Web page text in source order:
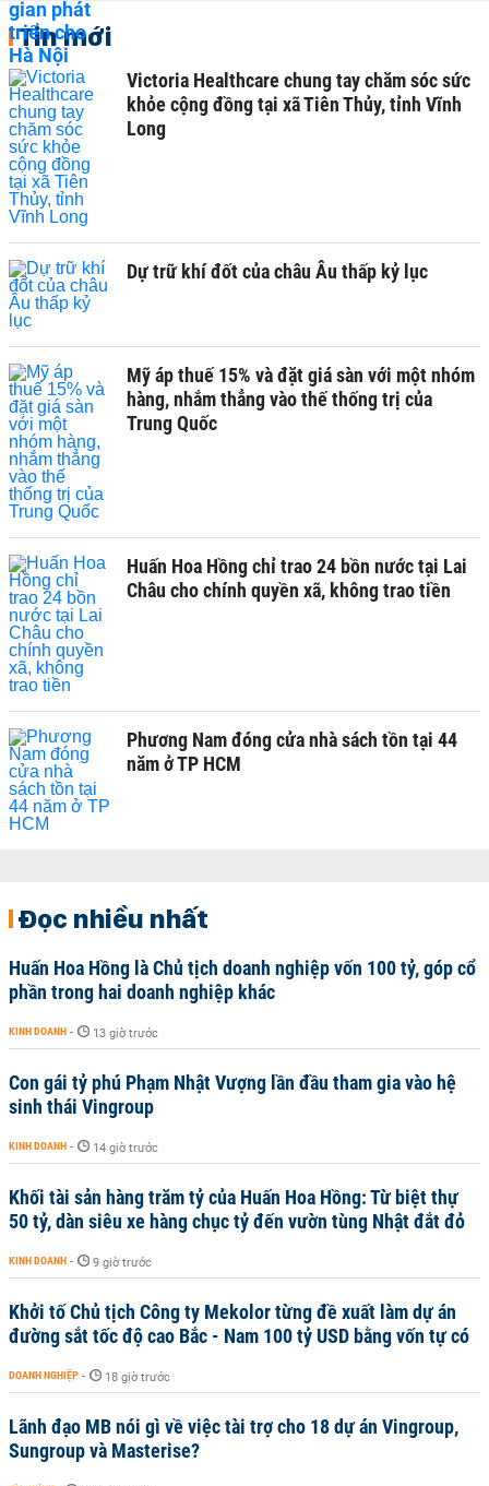
Tin mới
Victoria Healthcare chung tay chăm sóc sức
khỏe cộng đồng tại xã Tiên Thủy, tỉnh Vĩnh
Long
Dự trữ khí đốt của châu Âu thấp kỷ lục
Mỹ áp thuế 15% và đặt giá sàn với một nhóm
hàng, nhắm thẳng vào thế thống trị của
Trung Quốc
Huấn Hoa Hồng chỉ trao 24 bồn nước tại Lai
Châu cho chính quyền xã, không trao tiền
Phương Nam đóng cửa nhà sách tồn tại 44
năm ở TP HCM
Đọc nhiều nhất
Huấn Hoa Hồng là Chủ tịch doanh nghiệp vốn 100 tỷ, góp cổ
phần trong hai doanh nghiệp khác
KINH DOANH - 13 giờ trước
Con gái tỷ phú Phạm Nhật Vượng lần đầu tham gia vào hệ
sinh thái Vingroup
KINH DOANH - 14 giờ trước
Khối tài sản hàng trăm tỷ của Huấn Hoa Hồng: Từ biệt thự
50 tỷ, dàn siêu xe hàng chục tỷ đến vườn tùng Nhật đắt đỏ
KINH DOANH - 9 giờ trước
Khởi tố Chủ tịch Công ty Mekolor từng đề xuất làm dự án
đường sắt tốc độ cao Bắc - Nam 100 tỷ USD bằng vốn tự có
DOANH NGHIỆP - 18 giờ trước
Lãnh đạo MB nói gì về việc tài trợ cho 18 dự án Vingroup,
Sungroup và Masterise?